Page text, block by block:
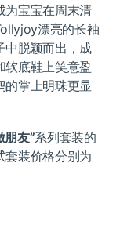
为宝宝在周末清
漂亮的长袖
中脱颖而出，成
软底鞋上笑意盈
的掌上明珠更显
朋友”系列套装的
套装价格分别为